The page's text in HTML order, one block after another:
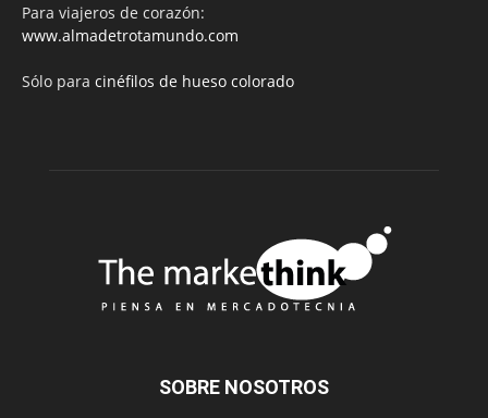
Para viajeros de corazón:
www.almadetrotamundo.com
Sólo para cinéfilos de hueso colorado
SOBRE NOSOTROS